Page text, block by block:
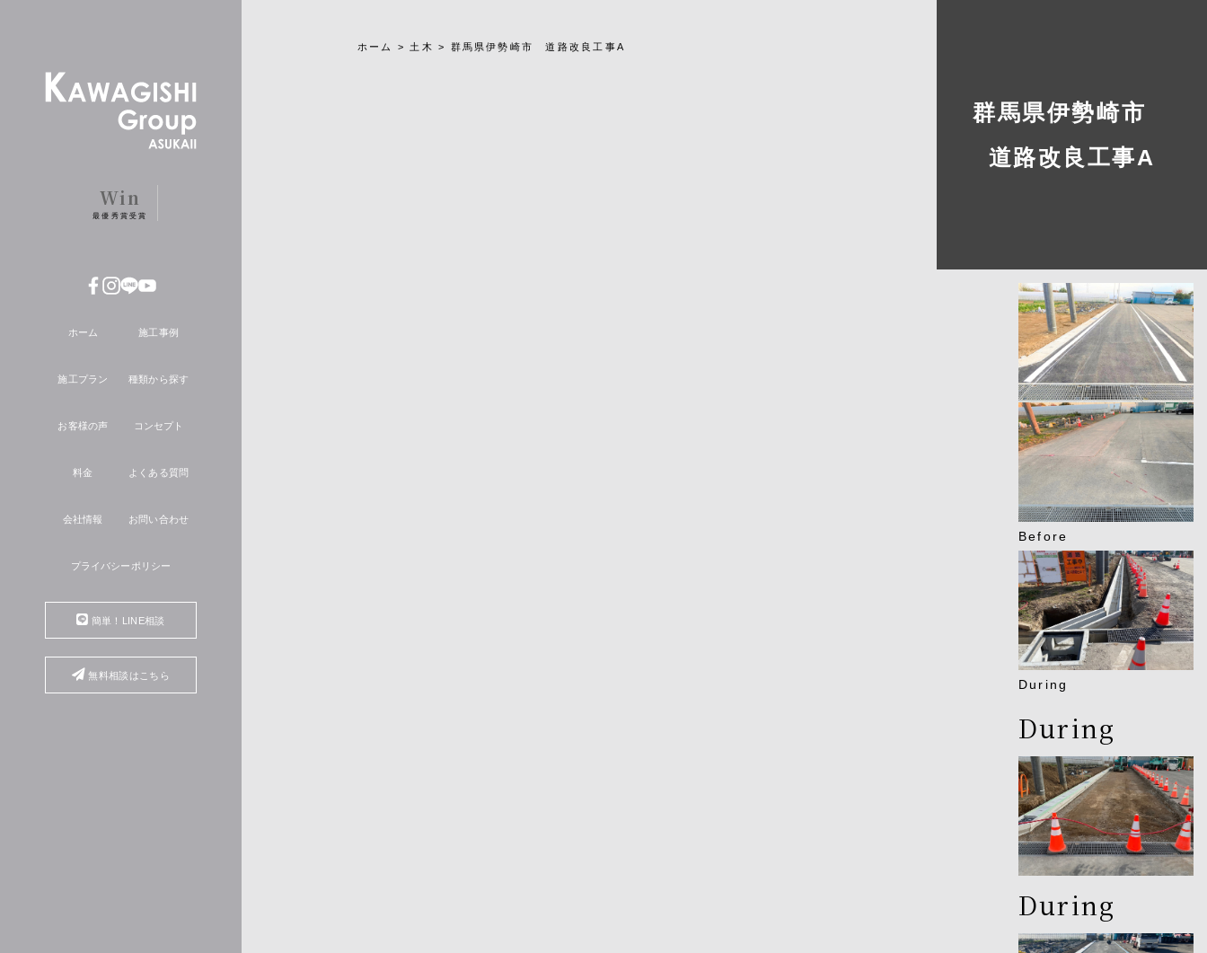
Win
最優秀賞受賞
ホーム 施工事例
施工プラン 種類から探す
お客様の声 コンセプト
料金 よくある質問
会社情報 お問い合わせ
プライバシーポリシー
簡単！LINE相談
無料相談はこちら
ホーム > 土木 > 群馬県伊勢崎市 道路改良工事A
群馬県伊勢崎市
道路改良工事A
Before
During
During
During